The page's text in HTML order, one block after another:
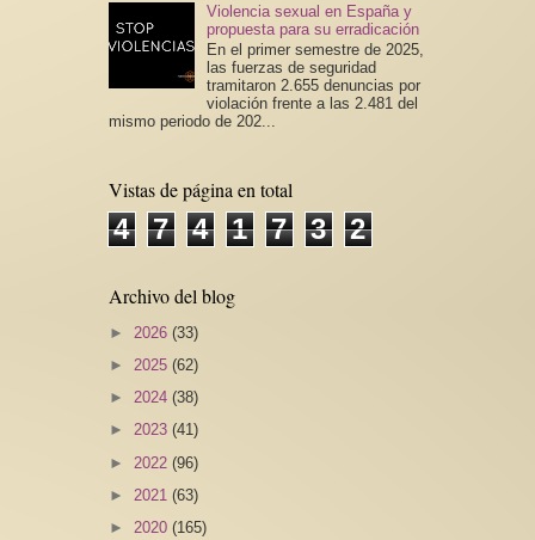
Violencia sexual en España y
propuesta para su erradicación
En el primer semestre de 2025,
las fuerzas de seguridad
tramitaron 2.655 denuncias por
violación frente a las 2.481 del
mismo periodo de 202...
Vistas de página en total
4 7 4 1 7 3 2
Archivo del blog
► 2026 (33)
► 2025 (62)
► 2024 (38)
► 2023 (41)
► 2022 (96)
► 2021 (63)
► 2020 (165)